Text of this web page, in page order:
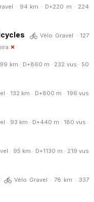
· 94 km · D+220 m · 224
Vélo Gravel · 127
km · D+860 m · 232 vus · 50
· 132 km · D+800 m · 196 vus
· 93 km · D+440 m · 180 vus ·
· 95 km · D+1130 m · 219 vus
Vélo Gravel · 78 km · 337